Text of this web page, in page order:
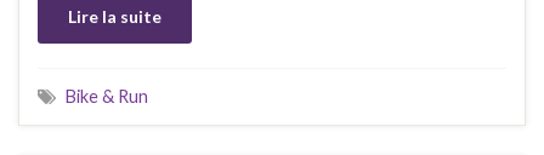
Lire la suite
Bike & Run